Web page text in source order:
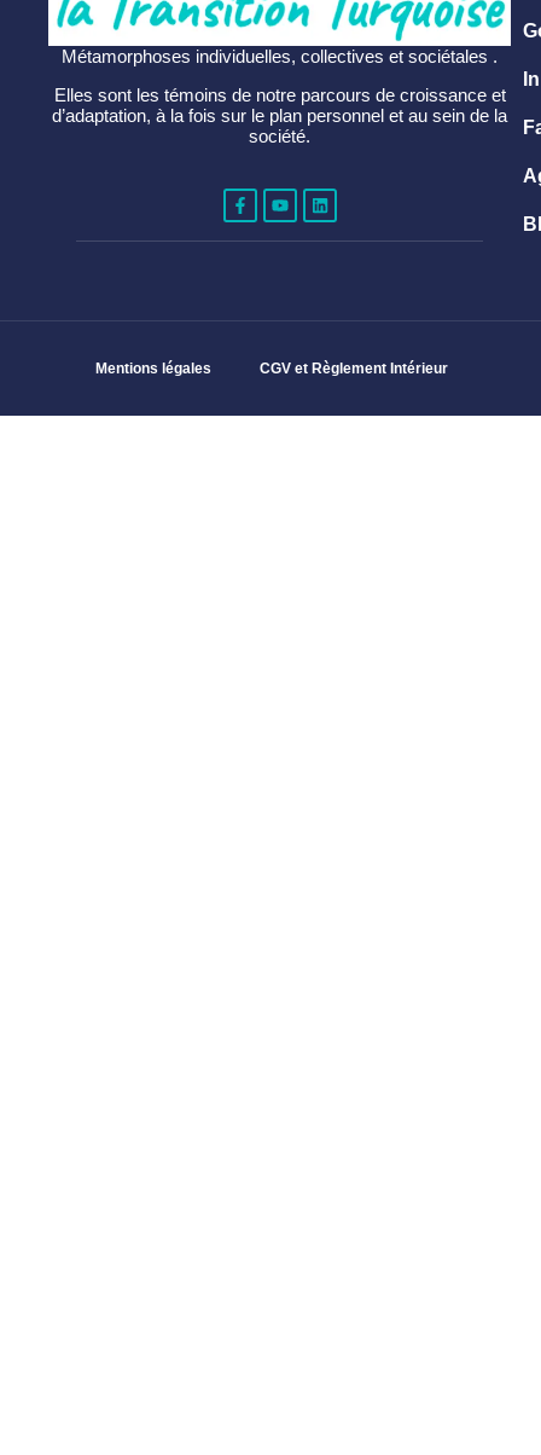
Métamorphoses individuelles, collectives et sociétales .
Elles sont les témoins de notre parcours de croissance et
d’adaptation, à la fois sur le plan personnel et au sein de la
société.
Mentions légales CGV et Règlement Intérieur